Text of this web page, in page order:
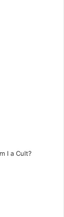
I a Cult?